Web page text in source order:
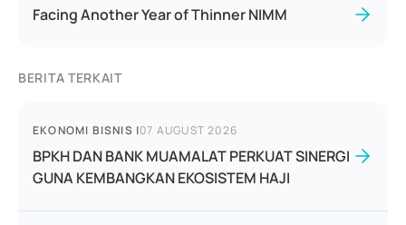
Facing Another Year of Thinner NIMM
BERITA TERKAIT
EKONOMI BISNIS |07 AUGUST 2026
BPKH DAN BANK MUAMALAT PERKUAT SINERGI
GUNA KEMBANGKAN EKOSISTEM HAJI